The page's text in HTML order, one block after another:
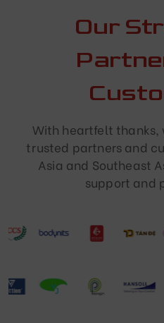
Our
With heartfelt thanks,
trusted partners and
Asia and Southeast
support and